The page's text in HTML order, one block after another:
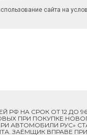
сайта на
РФ НА СРОК ОТ 12
ПРИ ПОКУПКЕ
АВТОМОБИЛИ РУС»
ЗАЁМЩИК ВПРАВЕ